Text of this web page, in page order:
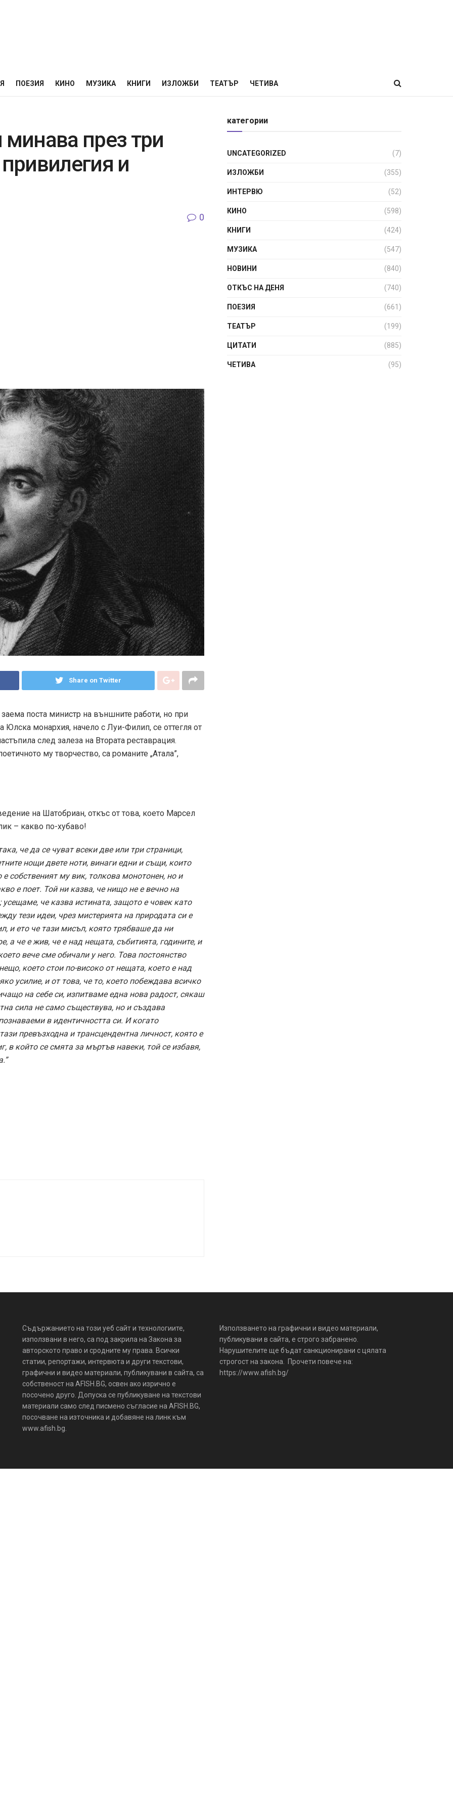
ПОЕЗИЯ КИНО МУЗИКА КНИГИ ИЗЛОЖБИ ТЕАТЪР ЧЕТИВА
минава през три
и
0
Share on Twitter
поста министр на външните работи, но при
Юлска монархия, начело с Луи-Филип, се оттегля от
след залеза на Втората реставрация.
му творчество, са романите „Атала”,
на Шатобриан, откъс от това, което Марсел
– какво по-хубаво!
че да се чуват всеки две или три страници,
нощи двете ноти, винаги едни и същи, които
собственият му вик, толкова монотонен, но и
е поет. Той ни казва, че нищо не е вечно на
че казва истината, защото е човек като
тези идеи, чрез мистерията на природата си е
и ето че тази мисъл, която трябваше да ни
а че е жив, че е над нещата, събитията, годините, и
вече сме обичали у него. Това постоянство
което стои по-високо от нещата, което е над
усилие, и от това, че то, което побеждава всичко
на себе си, изпитваме една нова радост, сякаш
сила не само съществува, но и създава
в идентичността си. И когато
превъзходна и трансцендентна личност, която е
в който се смята за мъртъв навеки, той се избавя,
категории
UNCATEGORIZED (7)
ИЗЛОЖБИ (355)
ИНТЕРВЮ (52)
КИНО (598)
КНИГИ (424)
МУЗИКА (547)
НОВИНИ (840)
ОТКЪС НА ДЕНЯ (740)
ПОЕЗИЯ (661)
ТЕАТЪР (199)
ЦИТАТИ (885)
ЧЕТИВА (95)
Съдържанието на този уеб сайт и технологиите,
използвани в него, са под закрила на Закона за
авторското право и сродните му права. Всички
статии, репортажи, интервюта и други текстови,
графични и видео материали, публикувани в сайта, са
собственост на AFISH.BG, освен ако изрично е
посочено друго. Допуска се публикуване на текстови
материали само след писмено съгласие на AFISH.BG,
посочване на източника и добавяне на линк към
www.afish.bg.
Използването на графични и видео материали,
публикувани в сайта, е строго забранено.
Нарушителите ще бъдат санкционирани с цялата
строгост на закона. Прочети повече на:
https://www.afish.bg/